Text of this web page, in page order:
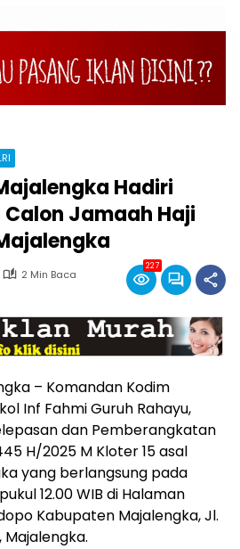
Hadiri
Calon Jamaah Haji
2 Min Baca
227
– Komandan Kodim
Inf Fahmi Guruh Rahayu,
dan Pemberangkatan
H/2025 M Kloter 15 asal
yang berlangsung pada
12.00 WIB di Halaman
Kabupaten Majalengka, Jl.
Majalengka.